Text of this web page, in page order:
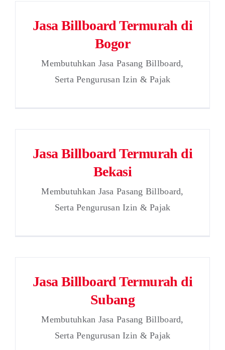
Jasa Billboard Termurah di
Bogor
Membutuhkan Jasa Pasang Billboard,
Serta Pengurusan Izin & Pajak
Jasa Billboard Termurah di
Bekasi
Membutuhkan Jasa Pasang Billboard,
Serta Pengurusan Izin & Pajak
Jasa Billboard Termurah di
Subang
Membutuhkan Jasa Pasang Billboard,
Serta Pengurusan Izin & Pajak